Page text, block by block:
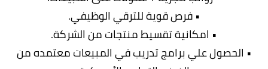
• فرص قوية للترقي الوظيفي.
• امكانية تقسيط منتجات من الشركة.
• ‏الحصول علي برامج تدريب في المبيعات معتمده من